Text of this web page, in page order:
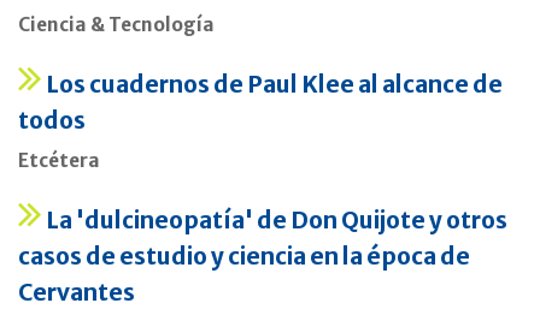
Ciencia & Tecnología
Los cuadernos de Paul Klee al alcance de
todos
Etcétera
La 'dulcineopatía' de Don Quijote y otros
casos de estudio y ciencia en la época de
Cervantes